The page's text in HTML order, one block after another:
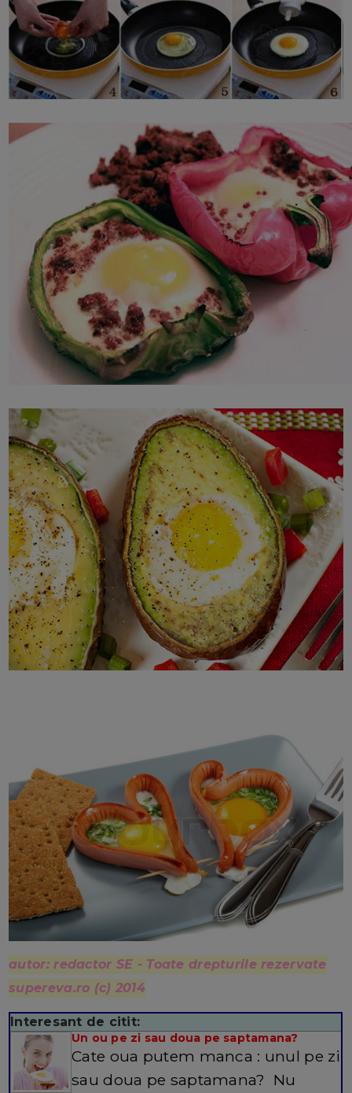
autor: redactor SE - Toate drepturile rezervate
supereva.ro (c) 2014
Interesant de citit:
Un ou pe zi sau doua pe saptamana?
Cate oua putem manca : unul pe zi
sau doua pe saptamana? Nu